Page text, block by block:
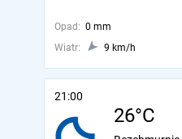
Opad: 0 mm
Wiatr:
9 km/h
21:00
26°C